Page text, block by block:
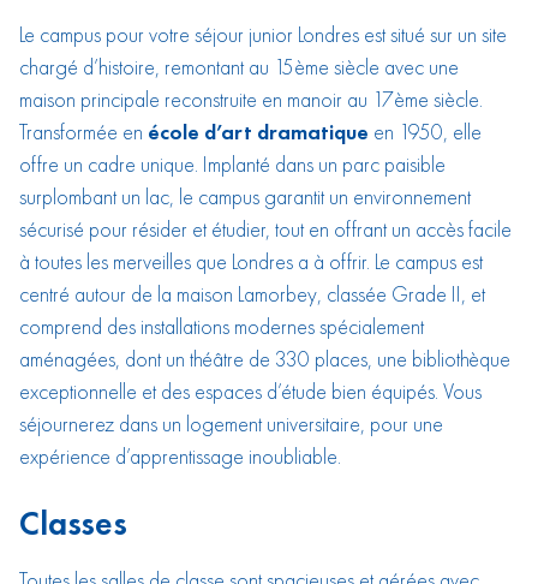
Le campus pour votre séjour junior Londres est situé sur un site
chargé d’histoire, remontant au 15ème siècle avec une
maison principale reconstruite en manoir au 17ème siècle.
Transformée en école d’art dramatique en 1950, elle
offre un cadre unique. Implanté dans un parc paisible
surplombant un lac, le campus garantit un environnement
sécurisé pour résider et étudier, tout en offrant un accès facile
à toutes les merveilles que Londres a à offrir. Le campus est
centré autour de la maison Lamorbey, classée Grade II, et
comprend des installations modernes spécialement
aménagées, dont un théâtre de 330 places, une bibliothèque
exceptionnelle et des espaces d’étude bien équipés. Vous
séjournerez dans un logement universitaire, pour une
expérience d’apprentissage inoubliable.
Classes